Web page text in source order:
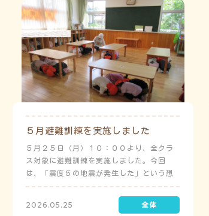
５月避難訓練を実施しました
５月２５日（月）１０：００より、全クラ
ス対象に避難訓練を実施しました。今回
は、「震度５の地震が発生した」という想
定で実施し、園児たちが職員の指示に従い
訓練に取り組みました。前庭（駐車場）に
全体集合をして人数確認をした後、各クラ
2026.05.25